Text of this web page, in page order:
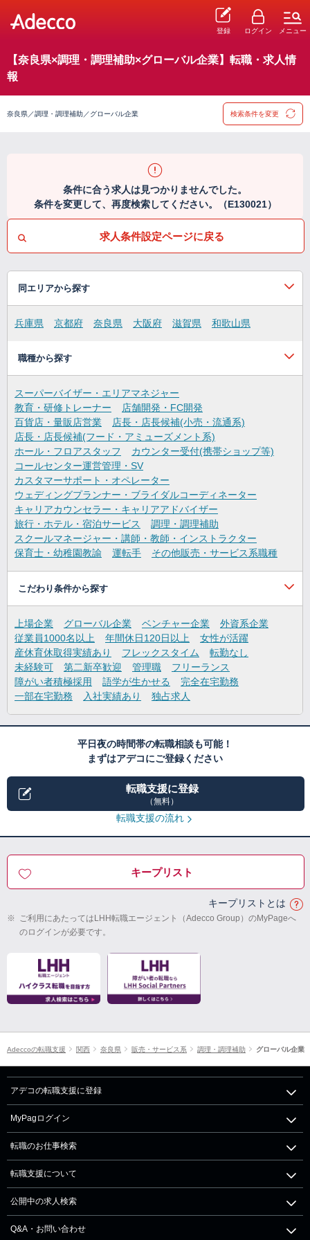
登録 ログイン メニュー
【奈良県×調理・調理補助×グローバル企業】転職・求人情
報
奈良県／調理・調理補助／グローバル企業 検索条件を変更
条件に合う求人は見つかりませんでした。
条件を変更して、再度検索してください。（E130021）
求人条件設定ページに戻る
同エリアから探す
兵庫県 京都府 奈良県 大阪府 滋賀県 和歌山県
職種から探す
スーパーバイザー・エリアマネジャー
教育・研修トレーナー
店舗開発・FC開発
百貨店・量販店営業
店長・店長候補(小売・流通系)
店長・店長候補(フード・アミューズメント系)
ホール・フロアスタッフ
カウンター受付(携帯ショップ等)
コールセンター運営管理・SV
カスタマーサポート・オペレーター
ウェディングプランナー・ブライダルコーディネーター
キャリアカウンセラー・キャリアアドバイザー
旅行・ホテル・宿泊サービス
調理・調理補助
スクールマネージャー・講師・教師・インストラクター
保育士・幼稚園教諭
運転手 その他販売・サービス系職種
こだわり条件から探す
上場企業 グローバル企業 ベンチャー企業
外資系企業
従業員1000名以上
年間休日120日以上
女性が活躍
産休育休取得実績あり
フレックスタイム
転勤なし
未経験可
第二新卒歓迎 管理職
フリーランス
障がい者積極採用
語学が生かせる
完全在宅勤務
一部在宅勤務
入社実績あり 独占求人
平日夜の時間帯の転職相談も可能！
まずはアデコにご登録ください
転職支援に登録
（無料）
転職支援の流れ
キープリスト
キープリストとは
※ ご利用にあたってはLHH転職エージェント（Adecco Group）のMyPageへ
のログインが必要です。
Adeccoの転職支援 関西 奈良県 販売・サービス系 調理・調理補助 グローバル企業
アデコの転職支援に登録
MyPagログイン
転職のお仕事検索
転職支援について
公開中の求人検索
Q&A・お問い合わせ